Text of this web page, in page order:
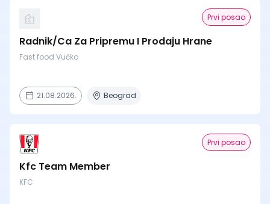
Prvi posao
Radnik/Ca Za Pripremu I Prodaju Hrane
Fast food Vučko
21.08.2026. Beograd
Prvi posao
Kfc Team Member
KFC